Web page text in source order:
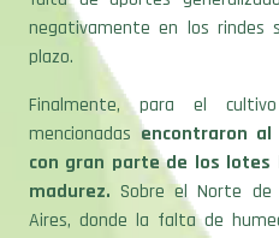
plazo.
Finalmente, para el
mencionadasencontraron
con gran parte de los lotes
madurez. Sobre el Norte de
Aires, donde la falta de
cereal,las últimas